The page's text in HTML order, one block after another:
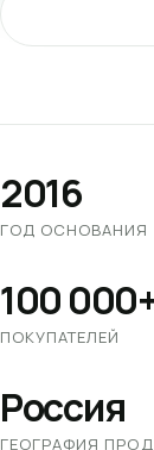
2016
ГОД ОСНОВАНИЯ
100
ПОКУПАТЕЛЕЙ
Россия
ГЕОГРАФИЯ